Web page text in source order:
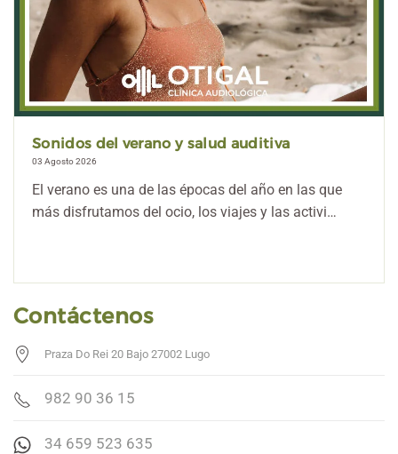
¿El aire acondicionado afecta a la salud
auditiva?
El aire acondicionado forma parte de hogares,
Contáctenos
Praza Do Rei 20 Bajo 27002 Lugo
982 90 36 15
34 659 523 635